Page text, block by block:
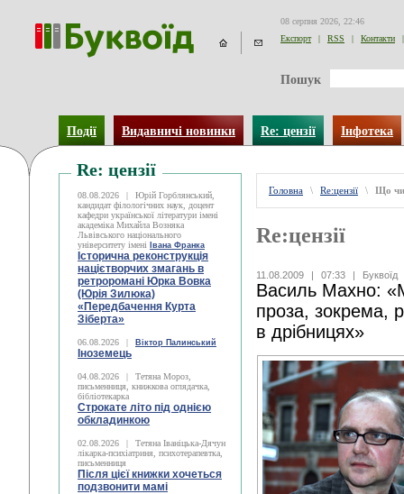
08 серпня 2026, 22:46
Експорт
| RSS | Контакти |
Пошук
Події Видавничі новинки Re: цензії Інфотека
Re: цензії
08.08.2026 |
Юрій Горблянський,
кандидат філологічних наук, доцент
кафедри української літератури імені
академіка Михайла Возняка
Львівського національного
університету імені
Івана Франка
Історична реконструкція
націєтворчих змагань в
ретроромані Юрка Вовка
(Юрія Зилюка)
«Передбачення Курта
Зіберта»
06.08.2026 | Віктор Палинський
Іноземець
04.08.2026 |
Тетяна Мороз,
письменниця, книжкова оглядачка,
бібліотекарка
Строкате літо під однією
обкладинкою
02.08.2026 |
Тетяна Іваніцька-Дячун
лікарка-психіатриня, психотерапевтка,
письменниця
Після цієї книжки хочеться
подзвонити мамі
Головна \ Re:цензії \ Що
Re:цензії
11.08.2009 | 07:33 | Буквоїд
Василь Махно:
проза, зокрема,
в дрібницях»